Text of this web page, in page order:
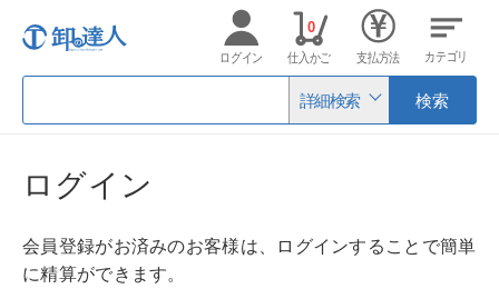
詳細検索 検索
ログイン 仕入かご
0
支払方法 カテゴリ
ログイン
会員登録がお済みのお客様は、ログインすることで簡単
に精算ができます。